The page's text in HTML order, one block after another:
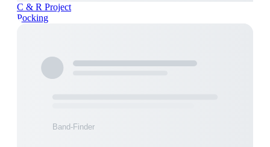
C & R Project
Pocking